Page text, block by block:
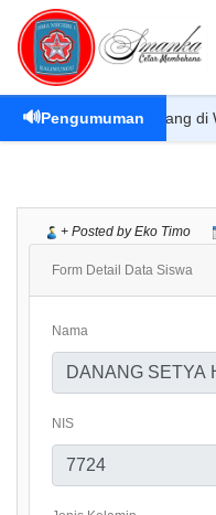
🔊Pengumuman
"Selamat Datang di
+ Posted by Eko Timo
Form Detail Data Siswa
Nama
NIS